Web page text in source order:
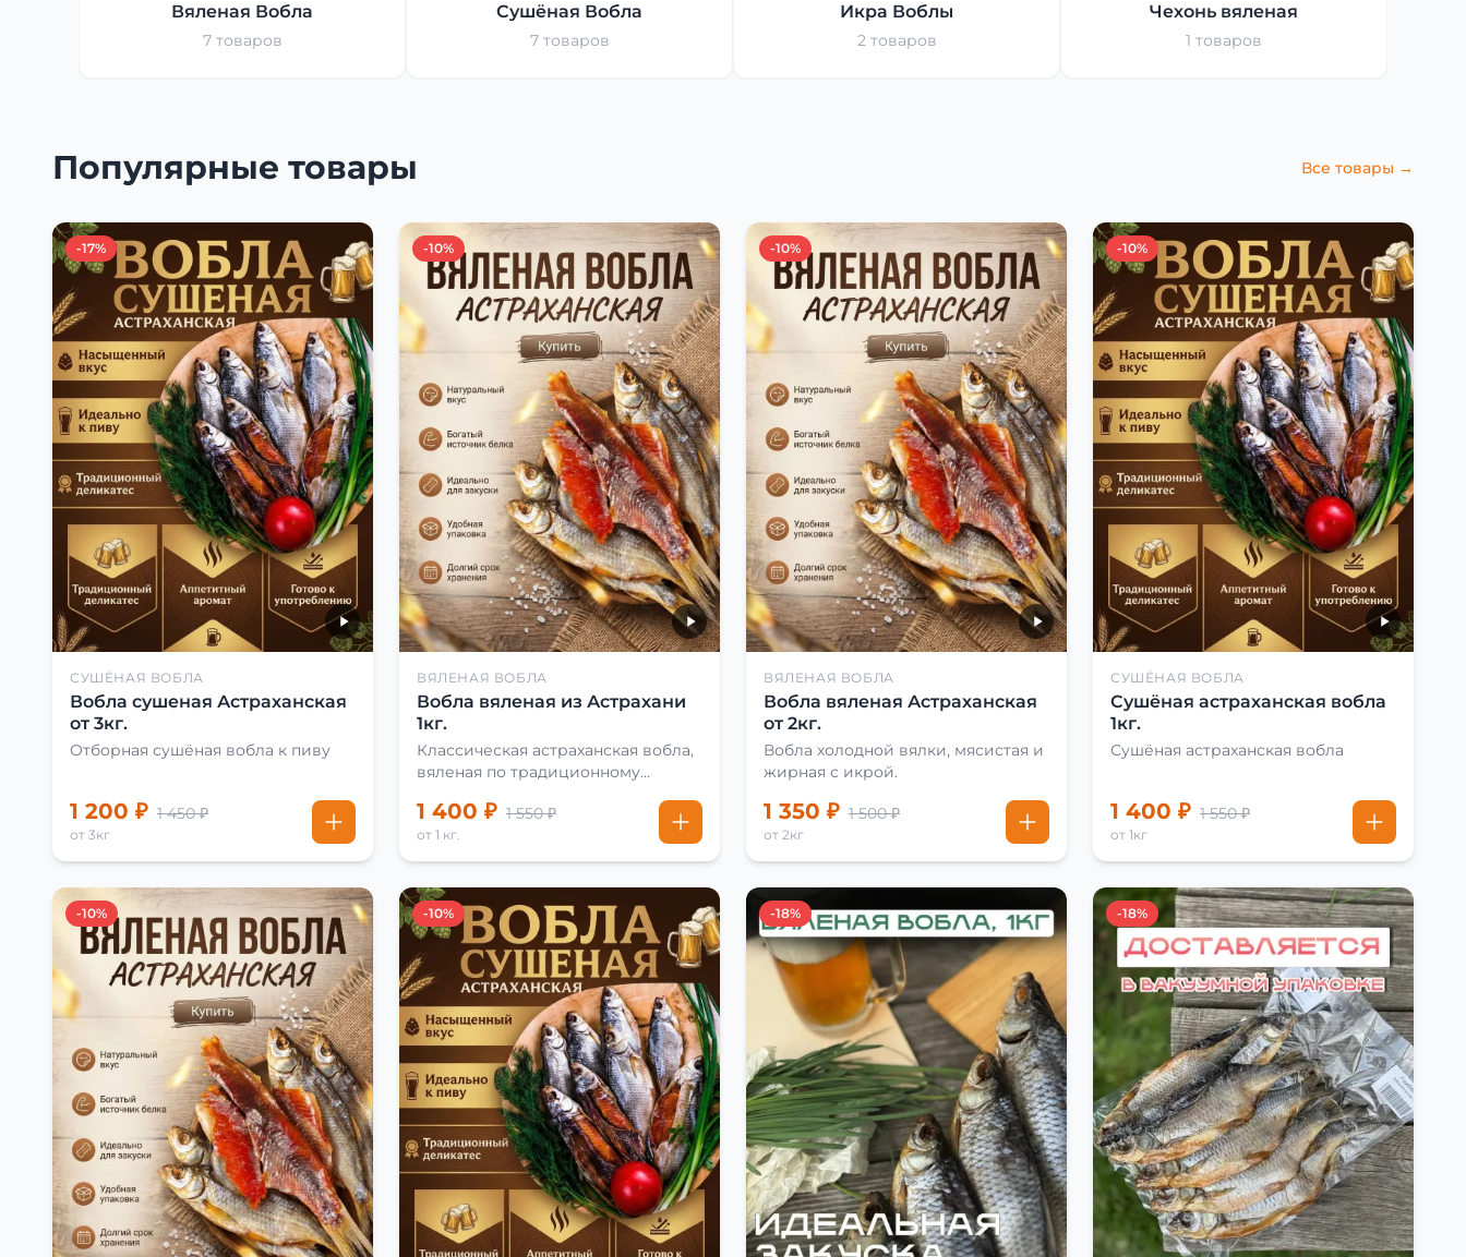
Вяленая Вобла
7 товаров
Сушёная Вобла
7 товаров
Икра Воблы
2 товаров
Чехонь вяленая
1 товаров
Популярные товары Все товары →
-17%
СУШЁНАЯ ВОБЛА
Вобла сушеная Астраханская
от 3кг.
Отборная сушёная вобла к пиву
1 200 ₽ 1 450 ₽
от 3кг
-10%
ВЯЛЕНАЯ ВОБЛА
Вобла вяленая из Астрахани
1кг.
Классическая астраханская вобла,
вяленая по традиционному
1 400 ₽ 1 550 ₽
от 1 кг.
-10%
ВЯЛЕНАЯ ВОБЛА
Вобла вяленая Астраханская
от 2кг.
Вобла холодной вялки, мясистая и
жирная с икрой.
1 350 ₽ 1 500 ₽
от 2кг
-10%
СУШЁНАЯ ВОБЛА
Сушёная астраханская вобла
1кг.
Сушёная астраханская вобла
1 400 ₽ 1 550 ₽
от 1кг
-10% -10% -18% -18%